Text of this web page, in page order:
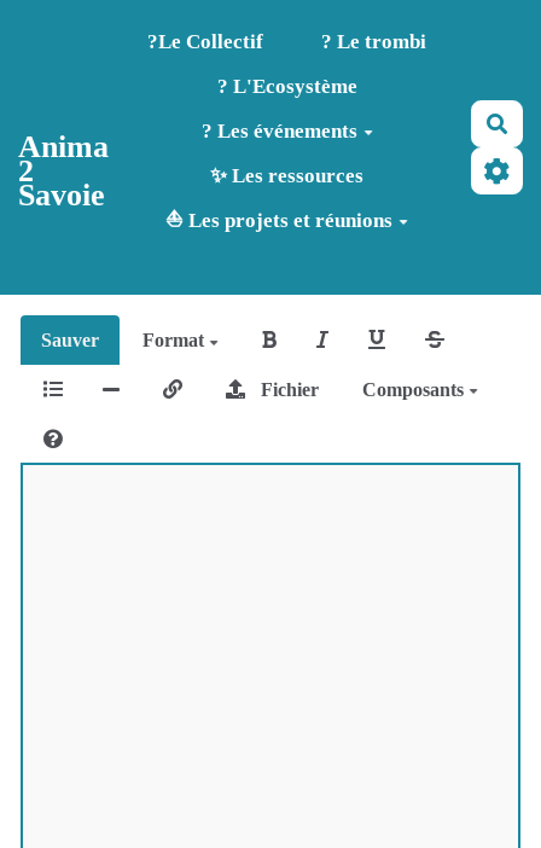
Aller au contenu principal
Anima
2
Savoie
?️Le Collectif
? Le trombi
? L'Ecosystème
? Les événements
✨ Les ressources
⛵ Les projets et réunions
Sauver Format
Fichier Composants